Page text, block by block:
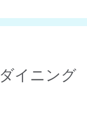
ダイニング